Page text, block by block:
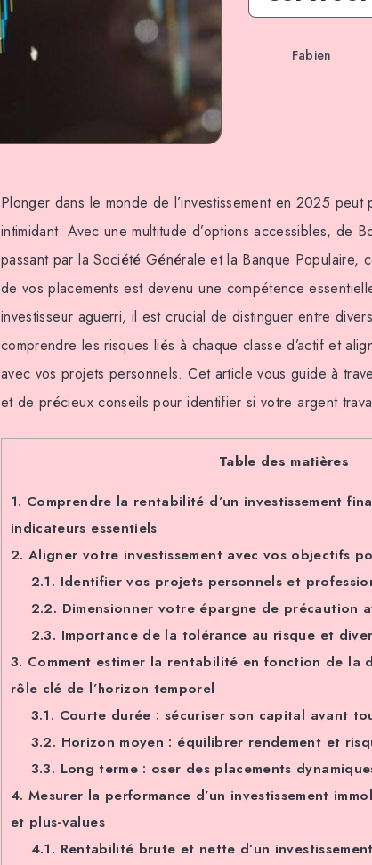
Fabien
Plonger dans le monde de l’investissement en 2025
intimidant. Avec une multitude d’options accessibles, de
passant par la Société Générale et la Banque Populaire,
de vos placements est devenu une compétence
investisseur aguerri, il est crucial de distinguer entre
comprendre les risques liés à chaque classe d’actif et
avec vos projets personnels. Cet article vous guide à
et de précieux conseils pour identifier si votre argent
Table des matières
1. Comprendre la rentabilité d’un investissement
indicateurs essentiels
2. Aligner votre investissement avec vos objectifs
2.1. Identifier vos projets personnels et
2.2. Dimensionner votre épargne de précaution
2.3. Importance de la tolérance au risque et
3. Comment estimer la rentabilité en fonction de la
rôle clé de l’horizon temporel
3.1. Courte durée : sécuriser son capital avant
3.2. Horizon moyen : équilibrer rendement et
3.3. Long terme : oser des placements
4. Mesurer la performance d’un investissement
et plus-values
4.1. Rentabilité brute et nette d’un